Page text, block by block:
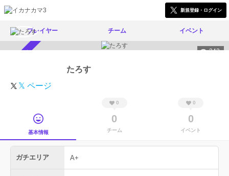
新規登録・ログイン
プレイヤー チーム イベント
342
たろす
𝕏 ページ
基本情報
0
0
チーム
0
0
イベント
ガチエリア A+